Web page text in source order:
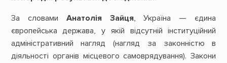
За словами Анатолія Зайця, Україна — єдина
європейська держава, у якій відсутній інституційний
адміністративний нагляд (нагляд за законністю в
діяльності органів місцевого самоврядування). Закони